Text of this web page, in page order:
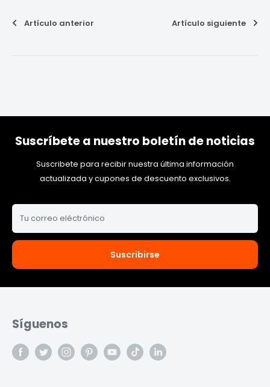
Artículo anterior Artículo siguiente
Suscríbete a nuestro boletín de noticias
Suscribete para recibir nuestra última información
actualizada y cupones de descuento exclusivos.
Tu correo eléctrónico
Suscribirse
Síguenos